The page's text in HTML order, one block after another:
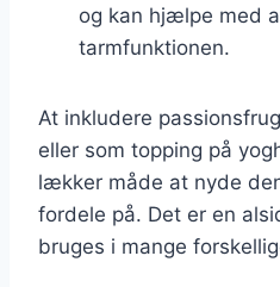
og kan hjælpe med
tarmfunktionen.
At inkludere
eller som topping på
lækker måde at nyde
fordele på. Det er en
bruges i mange